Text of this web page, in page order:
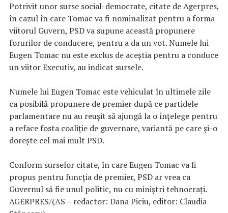
Potrivit unor surse social-democrate, citate de Agerpres,
în cazul în care Tomac va fi nominalizat pentru a forma
viitorul Guvern, PSD va supune această propunere
forurilor de conducere, pentru a da un vot. Numele lui
Eugen Tomac nu este exclus de aceştia pentru a conduce
un viitor Executiv, au indicat sursele.
Numele lui Eugen Tomac este vehiculat în ultimele zile
ca posibilă propunere de premier după ce partidele
parlamentare nu au reuşit să ajungă la o înţelege pentru
a reface fosta coaliţie de guvernare, variantă pe care şi-o
doreşte cel mai mult PSD.
Conform surselor citate, în care Eugen Tomac va fi
propus pentru funcţia de premier, PSD ar vrea ca
Guvernul să fie unul politic, nu cu miniştri tehnocraţi.
AGERPRES/(AS – redactor: Dana Piciu, editor: Claudia